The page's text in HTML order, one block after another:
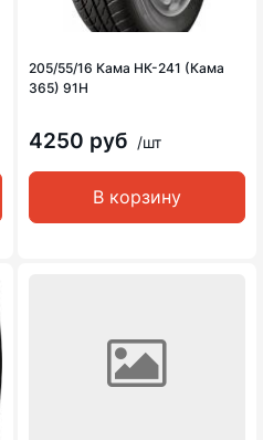
205/55/16 Кама НК-241 (Кама
365) 91H
4250 руб /шт
В корзину